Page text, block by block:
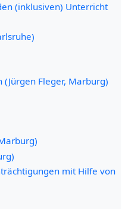
(inklusiven) Unterricht
Fleger, Marburg)
mit Hilfe von